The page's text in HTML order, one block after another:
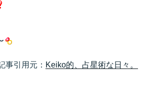
事引用元： Keiko的、占星術な日々。